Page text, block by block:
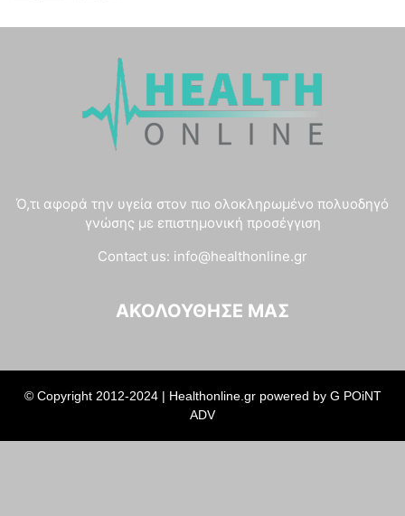
Ό,τι αφορά την υγεία στον πιο ολοκληρωμένο πολυοδηγό
γνώσης με επιστημονική προσέγγιση
Contact us: info@healthonline.gr
ΑΚΟΛΟΎΘΗΣΈ ΜΑΣ
© Copyright 2012-2024 | Healthonline.gr powered by G POiNT
ADV